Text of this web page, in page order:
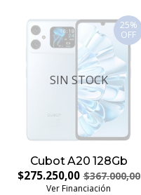
25%
OFF
SIN STOCK
Cubot A20 128Gb
$275.250,00 $367.000,00
Ver Financiación